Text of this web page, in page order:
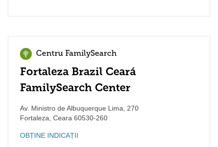
Centru FamilySearch
Fortaleza Brazil Ceará
FamilySearch Center
Av. Ministro de Albuquerque Lima, 270
Fortaleza Ceara 60530-260
OBȚINE INDICAȚII